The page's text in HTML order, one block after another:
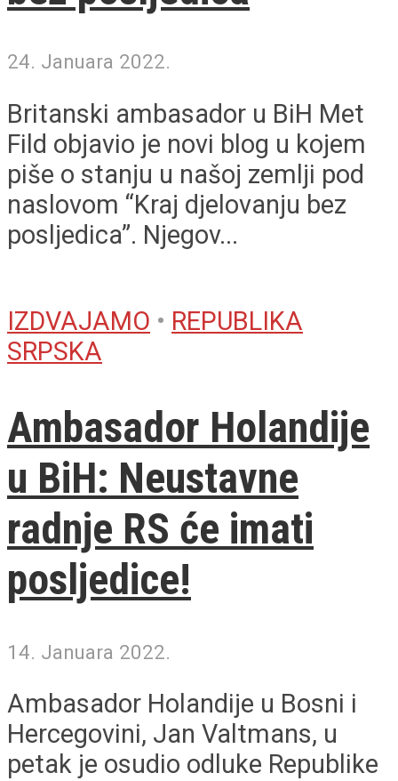
24. Januara 2022.
Britanski ambasador u BiH Met
Fild objavio je novi blog u kojem
piše o stanju u našoj zemlji pod
naslovom “Kraj djelovanju bez
posljedica”. Njegov...
IZDVAJAMO • REPUBLIKA
SRPSKA
Ambasador Holandije
u BiH: Neustavne
radnje RS će imati
posljedice!
14. Januara 2022.
Ambasador Holandije u Bosni i
Hercegovini, Jan Valtmans, u
petak je osudio odluke Republike